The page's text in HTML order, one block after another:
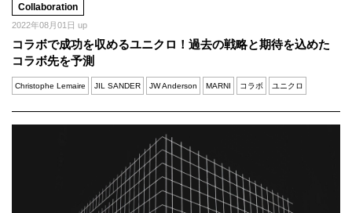
ニュース＆イベント
SERVICE
Q&A
MEMBER
会員登録
Collaboration
2022年08月01日 up
コラボで成功を収めるユニクロ！過去の戦略と期待を込めた
コラボ先を予測
Christophe Lemaire JIL SANDER JW Anderson MARNI コラボ ユニクロ